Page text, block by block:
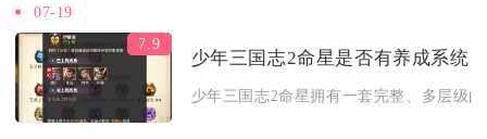
07-19
7.9
少年三国志2命星是否有养成系统
少年三国志2命星拥有一套完整、多层级